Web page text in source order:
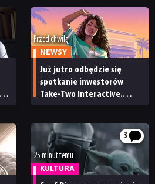
Przed chwilą
NEWSY
Już jutro odbędzie się
spotkanie inwestorów
Take-Two Interactive.
3
25 minut temu
KULTURA